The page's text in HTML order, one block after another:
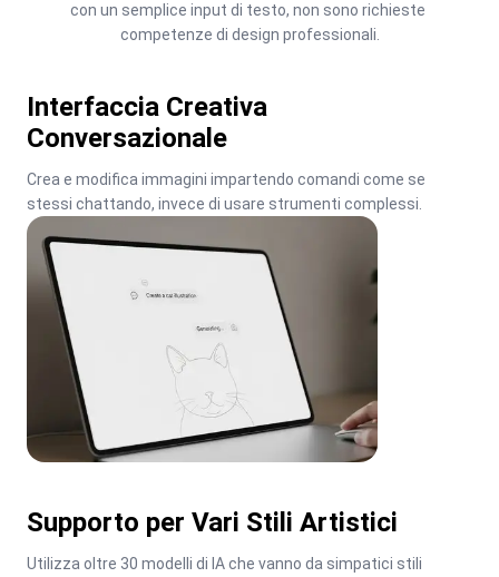
con un semplice input di testo, non sono richieste
competenze di design professionali.
Interfaccia Creativa
Conversazionale
Crea e modifica immagini impartendo comandi come se
stessi chattando, invece di usare strumenti complessi.
Supporto per Vari Stili Artistici
Utilizza oltre 30 modelli di IA che vanno da simpatici stili